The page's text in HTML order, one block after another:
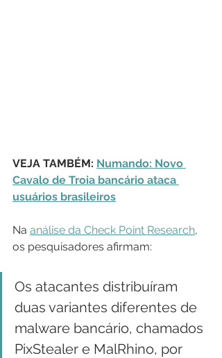
VEJA TAMBÉM: Numando: Novo
Cavalo de Troia bancário ataca
usuários brasileiros
Na análise da Check Point Research,
os pesquisadores afirmam:
Os atacantes distribuíram
duas variantes diferentes de
malware bancário, chamados
PixStealer e MalRhino, por